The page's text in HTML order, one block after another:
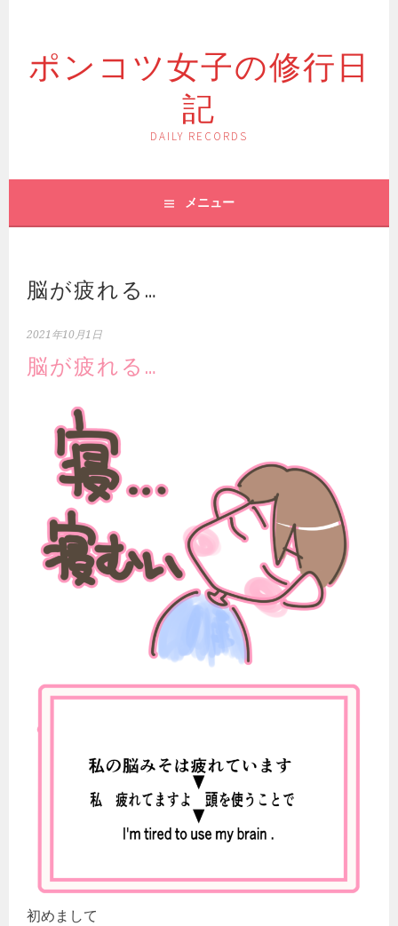
ッ
ポンコツ女子の修行日
記
DAILY RECORDS
メニュー
脳が疲れる…
2021年10月1日
脳が疲れる…
初めまして